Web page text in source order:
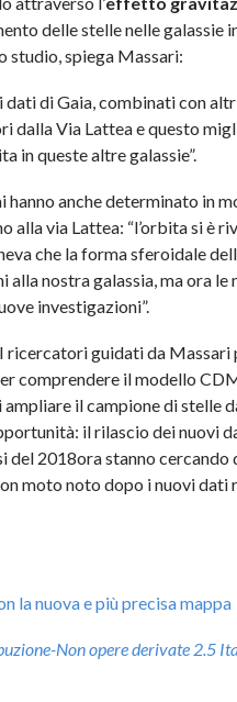
delle stelle nelle galassie
studio, spiega Massari:
di Gaia, combinati con
dalla Via Lattea e questo
in queste altre galassie”.
anche determinato in
alla via Lattea: “l’orbita si è
che la forma sferoidale
nostra galassia, ma ora le
investigazioni”.
guidati da Massari
comprendere il modello
il campione di stelle
il rilascio dei nuovi
del 2018ora stanno cercando
moto noto dopo i nuovi dati
la nuova e più precisa mappa
Non opere derivate 2.5